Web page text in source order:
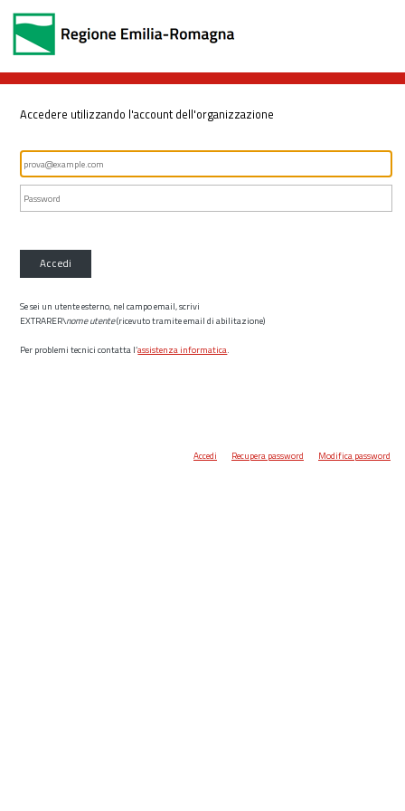
Accedere utilizzando l'account dell'organizzazione
Accedi
Se sei un utente esterno, nel campo email, scrivi
EXTRARER\nome utente(ricevuto tramite email di abilitazione)
Per problemi tecnici contatta l’assistenza informatica.
Accedi Recupera password Modifica password